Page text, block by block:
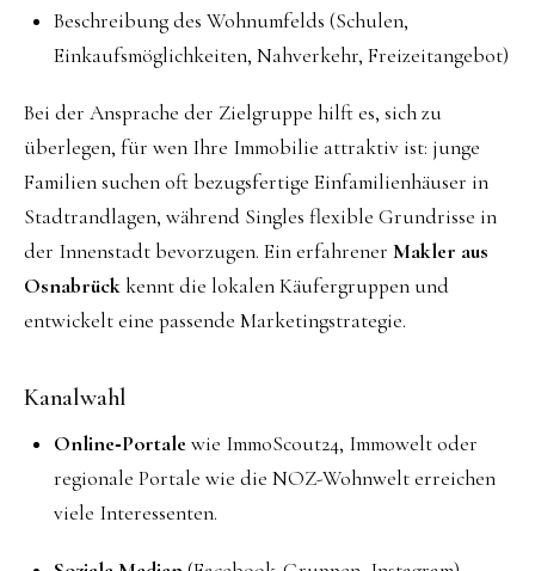
Beschreibung des Wohnumfelds (Schulen,
Einkaufsmöglichkeiten, Nahverkehr, Freizeitangebot)
Bei der Ansprache der Zielgruppe hilft es, sich zu
überlegen, für wen Ihre Immobilie attraktiv ist: junge
Familien suchen oft bezugsfertige Einfamilienhäuser in
Stadtrandlagen, während Singles flexible Grundrisse in
der Innenstadt bevorzugen. Ein erfahrener Makler aus
Osnabrückkennt die lokalen Käufergruppen und
entwickelt eine passende Marketingstrategie.
Kanalwahl
Online‑Portalewie ImmoScout24, Immowelt oder
regionale Portale wie die NOZ-Wohnwelt erreichen
viele Interessenten.